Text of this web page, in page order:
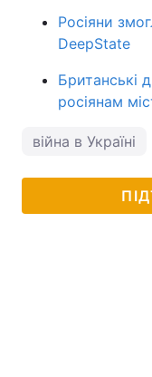
Росіяни
DeepState
Британські
росіянам
війна в Україні